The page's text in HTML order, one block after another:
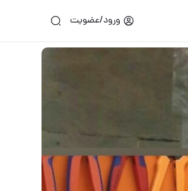
ورود/عضویت